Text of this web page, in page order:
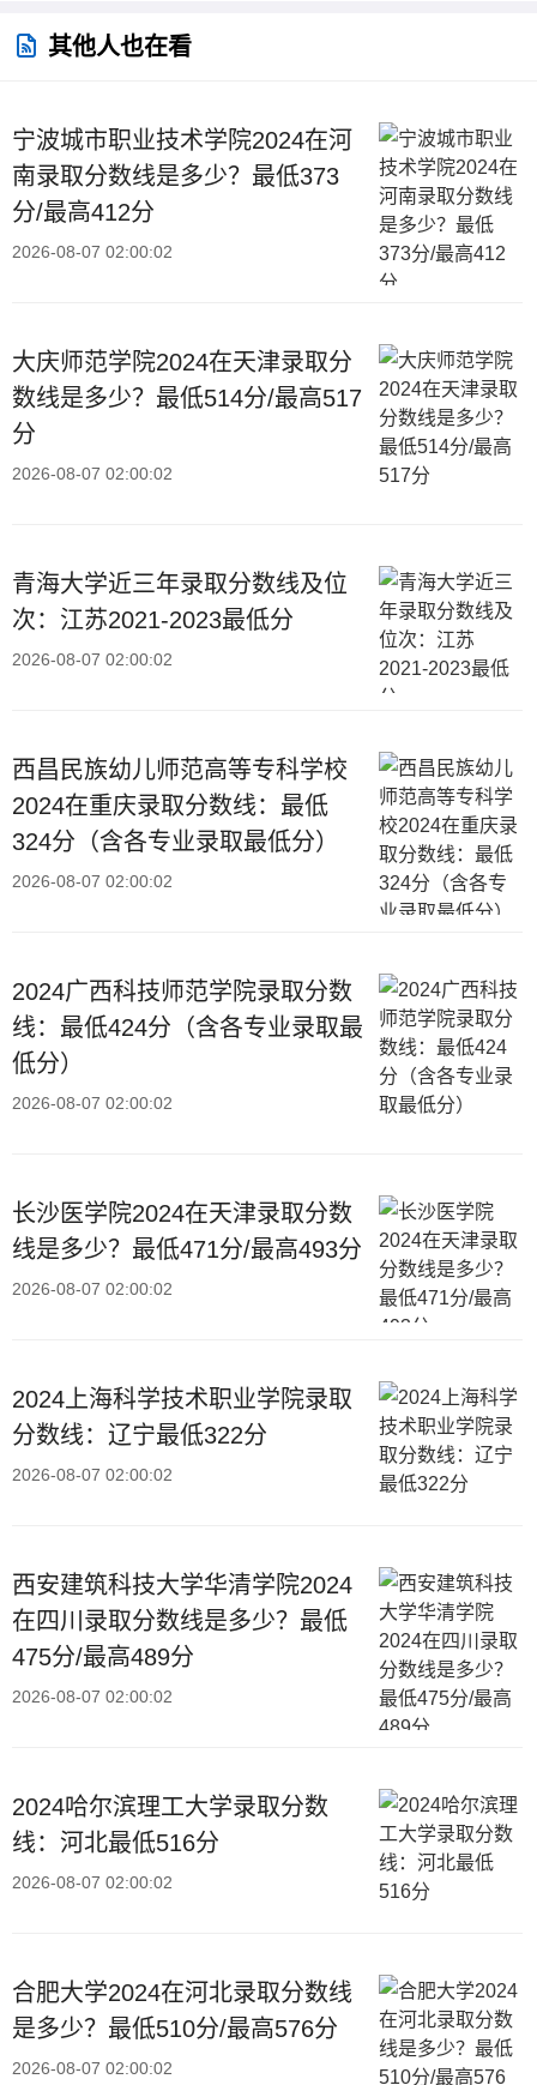
其他人也在看
宁波城市职业技术学院2024在河
南录取分数线是多少？最低373
分/最高412分
2026-08-07 02:00:02
大庆师范学院2024在天津录取分
数线是多少？最低514分/最高517
分
2026-08-07 02:00:02
青海大学近三年录取分数线及位
次：江苏2021-2023最低分
2026-08-07 02:00:02
西昌民族幼儿师范高等专科学校
2024在重庆录取分数线：最低
324分（含各专业录取最低分）
2026-08-07 02:00:02
2024广西科技师范学院录取分数
线：最低424分（含各专业录取最
低分）
2026-08-07 02:00:02
长沙医学院2024在天津录取分数
线是多少？最低471分/最高493分
2026-08-07 02:00:02
2024上海科学技术职业学院录取
分数线：辽宁最低322分
2026-08-07 02:00:02
西安建筑科技大学华清学院2024
在四川录取分数线是多少？最低
475分/最高489分
2026-08-07 02:00:02
2024哈尔滨理工大学录取分数
线：河北最低516分
2026-08-07 02:00:02
合肥大学2024在河北录取分数线
是多少？最低510分/最高576分
2026-08-07 02:00:02